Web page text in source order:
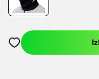
Odpre Modal za prijavo